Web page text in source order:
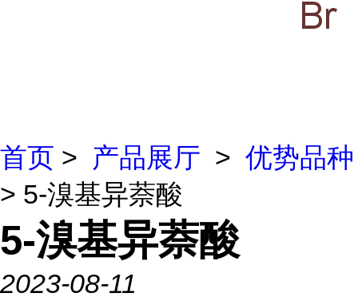
首页 > 产品展厅 > 优势品种
> 5-溴基异萘酸
5-溴基异萘酸
2023-08-11